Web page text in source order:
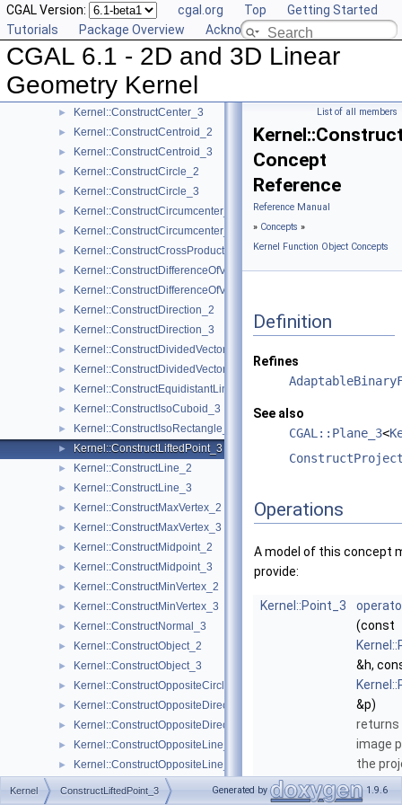
CGAL Version: cgal.org Top
Getting Started
Tutorials
Package Overview Acknowledging CGAL
CGAL 6.1 - 2D and 3D Linear
Geometry Kernel
► Kernel::ConstructBisector_2
Kernel::ConstructBisector_3
Kernel::ConstructCartesianConstIterator_2
Kernel::ConstructCartesianConstIterator_3
► Kernel::ConstructCenter_2
► Kernel::ConstructCenter_3
► Kernel::ConstructCentroid_2
► Kernel::ConstructCentroid_3
► Kernel::ConstructCircle_2
► Kernel::ConstructCircle_3
► Kernel::ConstructCircumcenter_2
► Kernel::ConstructCircumcenter_3
► Kernel::ConstructCrossProductVector_3
► Kernel::ConstructDifferenceOfVectors_2
► Kernel::ConstructDifferenceOfVectors_3
► Kernel::ConstructDirection_2
► Kernel::ConstructDirection_3
► Kernel::ConstructDividedVector_2
► Kernel::ConstructDividedVector_3
► Kernel::ConstructEquidistantLine_3
► Kernel::ConstructIsoCuboid_3
► Kernel::ConstructIsoRectangle_2
► Kernel::ConstructLiftedPoint_3
► Kernel::ConstructLine_2
► Kernel::ConstructLine_3
► Kernel::ConstructMaxVertex_2
► Kernel::ConstructMaxVertex_3
► Kernel::ConstructMidpoint_2
► Kernel::ConstructMidpoint_3
► Kernel::ConstructMinVertex_2
► Kernel::ConstructMinVertex_3
► Kernel::ConstructNormal_3
► Kernel::ConstructObject_2
► Kernel::ConstructObject_3
► Kernel::ConstructOppositeCircle_2
► Kernel::ConstructOppositeDirection_2
► Kernel::ConstructOppositeDirection_3
► Kernel::ConstructOppositeLine_2
► Kernel::ConstructOppositeLine_3
► Kernel::ConstructOppositePlane_3
List of all members
Concept
Reference
Reference Manual
» Concepts »
Kernel Function Object Concepts
Definition
Refines
See also
CGAL::Plane_3<
Operations
A model of this concept
provide:
Kernel::Point_3
(const
&h,
&p)
returns
image
the
of p
Kernel ConstructLiftedPoint_3 Generated by 1.9.6